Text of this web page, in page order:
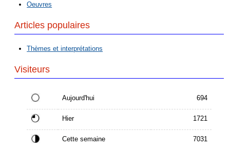
Oeuvres
Articles populaires
Thèmes et interprétations
Visiteurs
Aujourd'hui 694
Hier 1721
Cette semaine 7031